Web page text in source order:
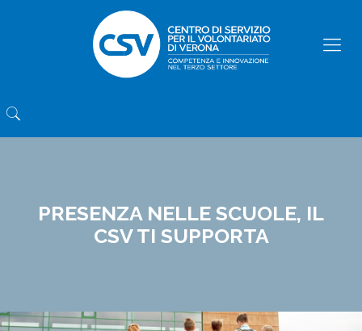
PRESENZA NELLE SCUOLE, IL
CSV TI SUPPORTA